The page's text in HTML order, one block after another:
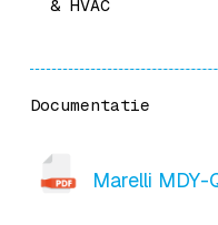
& HVAC
Documentatie
Marelli MDY-